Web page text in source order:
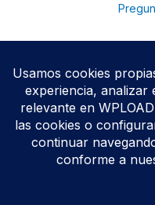
© 2026 WPloads |